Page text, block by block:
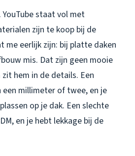
staat vol met
zijn te koop bij de
me eerlijk zijn: bij platte daken
mis. Dat zijn geen mooie
hem in de details. Een
millimeter of twee, en je
op je dak. Een slechte
en je hebt lekkage bij de